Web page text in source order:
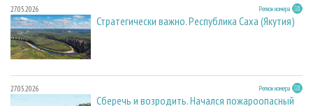
27.05.2026 Регион номера
Стратегически важно. Республика Саха (Якутия)
27.05.2026 Регион номера
Сберечь и возродить. Начался пожароопасный